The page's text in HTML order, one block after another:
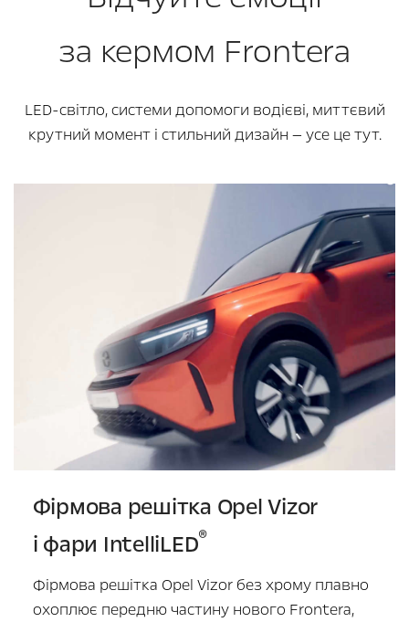
за кермом Frontera
LED-світло, системи допомоги водієві, миттєвий
крутний момент і стильний дизайн — усе це тут.
Фірмова решітка Opel Vizor
і фари IntelliLED®
Фірмова решітка Opel Vizor без хрому плавно
охоплює передню частину нового Frontera,